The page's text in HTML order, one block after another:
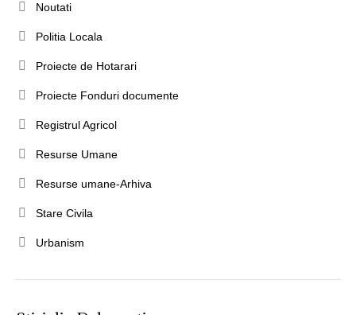
Noutati
Politia Locala
Proiecte de Hotarari
Proiecte Fonduri documente
Registrul Agricol
Resurse Umane
Resurse umane-Arhiva
Stare Civila
Urbanism